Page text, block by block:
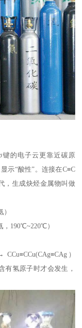
键的电子云更靠近碳原
示“酸性”。连接在C≡C
，生成炔烃金属物叫做
，190℃~220℃）
）
有氢原子时才会发生，